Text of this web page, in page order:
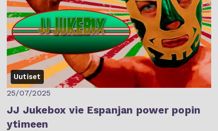
Uutiset
25/07/2025
JJ Jukebox vie Espanjan power popin
ytimeen